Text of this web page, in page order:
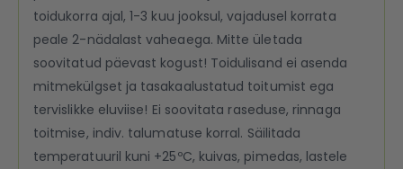
toidukorra ajal, 1-3 kuu jooksul, vajadusel korrata
peale 2-nädalast vaheaega. Mitte ületada
soovitatud päevast kogust! Toidulisand ei asenda
mitmekülgset ja tasakaalustatud toitumist ega
tervislikke eluviise! Ei soovitata raseduse, rinnaga
toitmise, indiv. talumatuse korral. Säilitada
temperatuuril kuni +25ºC, kuivas, pimedas, lastele